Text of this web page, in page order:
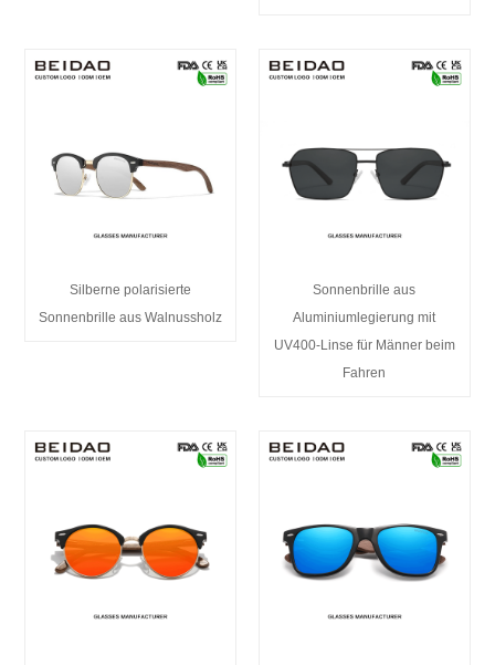
Silberne polarisierte
Sonnenbrille aus Walnussholz
Sonnenbrille aus
Aluminiumlegierung mit
UV400-Linse für Männer beim
Fahren